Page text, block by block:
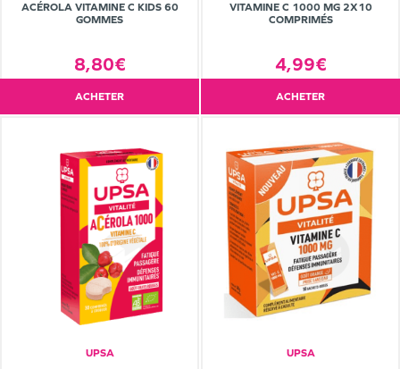
ACÉROLA VITAMINE C KIDS 60
GOMMES
8,80€
ACHETER
VITAMINE C 1000 MG 2X10
COMPRIMÉS
4,99€
ACHETER
UPSA
UPSA